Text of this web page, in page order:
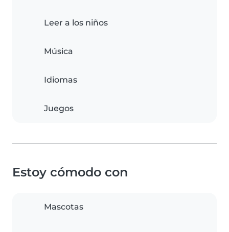
Leer a los niños
Música
Idiomas
Juegos
Estoy cómodo con
Mascotas